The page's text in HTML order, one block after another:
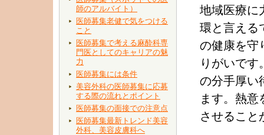
師のアルバイト）
医師募集老健で気をつける
こと
医師募集で考える麻酔科専
門医としてのキャリアの魅
力
医師募集には条件
美容外科の医師募集に応募
する際の流れとポイント
医師募集の面接での注意点
医師募集最新トレンド美容
外科、美容皮膚科へ
地域医療に
環と言える
の健康を守
りがいで
の分手厚い
ます。熱
させること